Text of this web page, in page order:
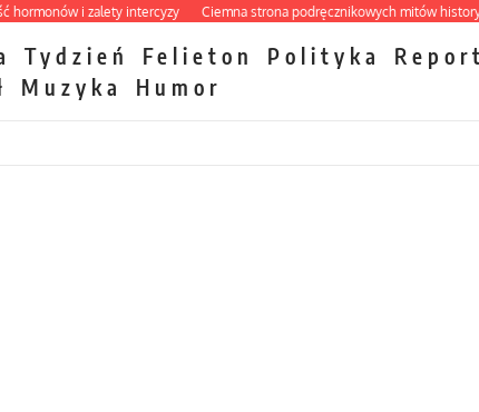
i zalety intercyzy Ciemna strona podręcznikowych mitów
Tydzień Felieton Polityka
Muzyka Humor